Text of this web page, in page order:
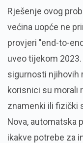
Rješenje ovog
većina uopće ne
provjeri "end-to-
uveo tijekom
sigurnosti njihovih
korisnici su morali
znamenki ili fizički
Nova, automatska
ikakve potrebe za